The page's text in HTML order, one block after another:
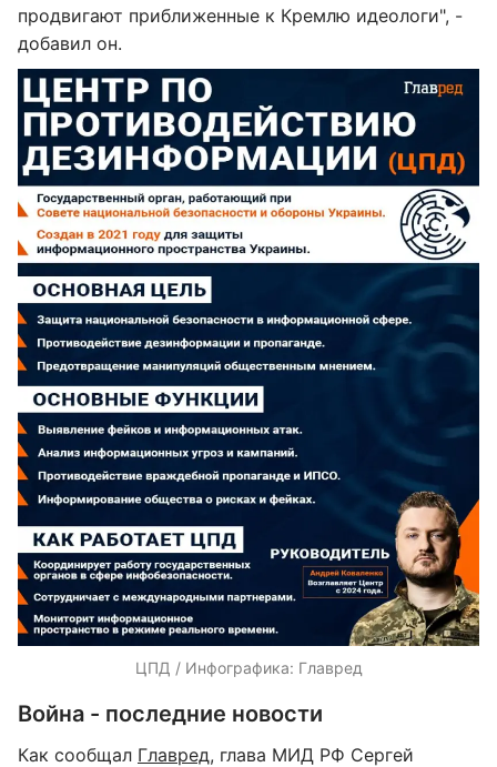
продвигают приближенные к Кремлю идеологи", -
добавил он.
ЦПД / Инфографика: Главред
Война - последние новости
Как сообщал Главред, глава МИД РФ Сергей